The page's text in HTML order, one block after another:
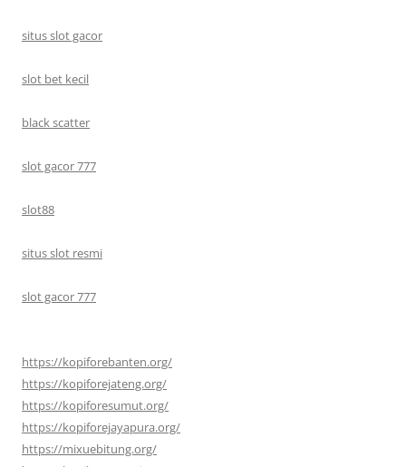
situs slot gacor
slot bet kecil
black scatter
slot gacor 777
slot88
situs slot resmi
slot gacor 777
https://kopiforebanten.org/
https://kopiforejateng.org/
https://kopiforesumut.org/
https://kopiforejayapura.org/
https://mixuebitung.org/